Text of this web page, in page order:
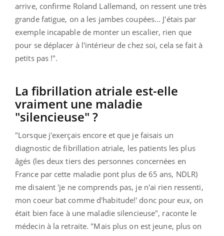
arrive, confirme Roland Lallemand, on ressent une très
grande fatigue, on a les jambes coupées... J'étais par
exemple incapable de monter un escalier, rien que
pour se déplacer à l'intérieur de chez soi, cela se fait à
petits pas !".
La fibrillation atriale est-elle
vraiment une maladie
"silencieuse" ?
"Lorsque j'exerçais encore et que je faisais un
diagnostic de fibrillation atriale, les patients les plus
âgés (les deux tiers des personnes concernées en
France par cette maladie pont plus de 65 ans, NDLR)
me disaient 'je ne comprends pas, je n'ai rien ressenti,
mon coeur bat comme d'habitude!' donc pour eux, on
était bien face à une maladie silencieuse", raconte le
médecin à la retraite. "Mais plus on est jeune, plus on